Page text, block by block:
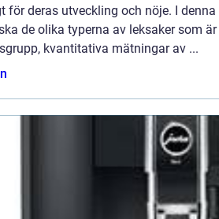
för deras utveckling och nöje. I
de olika typerna av leksaker som
kvantitativa mätningar av ...